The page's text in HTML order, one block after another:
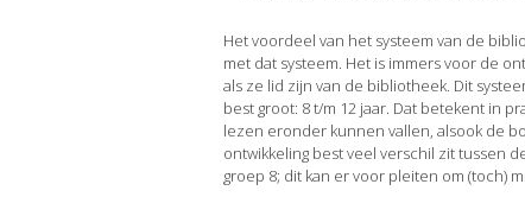
Het voordeel van het systeem van de
met dat systeem. Het is immers voor de
als ze lid zijn van de bibliotheek. Dit
best groot: 8 t/m 12 jaar. Dat betekent in
lezen eronder kunnen vallen, alsook de
ontwikkeling best veel verschil zit tussen
groep 8; dit kan er voor pleiten om (toch)